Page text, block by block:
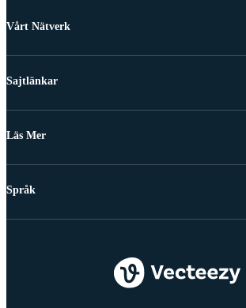
Vårt Nätverk
Sajtlänkar
Läs Mer
Språk